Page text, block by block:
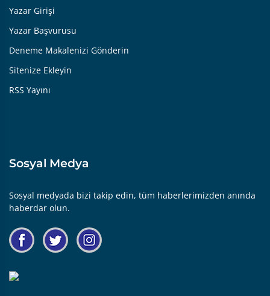
Yazar Girişi
Yazar Başvurusu
Deneme Makalenizi Gönderin
Sitenize Ekleyin
RSS Yayını
Sosyal Medya
Sosyal medyada bizi takip edin, tüm haberlerimizden anında
haberdar olun.